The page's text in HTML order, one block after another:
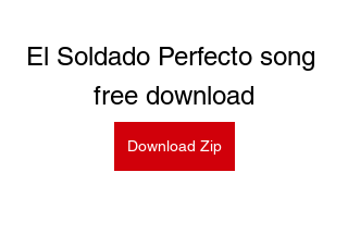
El Soldado Perfecto song
free download
Download Zip